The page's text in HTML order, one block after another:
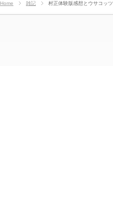
Home 雑記 村正体験版感想とウサコッツ